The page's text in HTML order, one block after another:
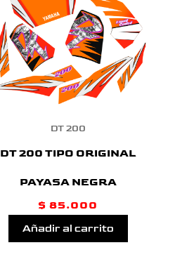
DT 200
DT 200 TIPO ORIGINAL
PAYASA NEGRA
$ 85.000
Añadir al carrito